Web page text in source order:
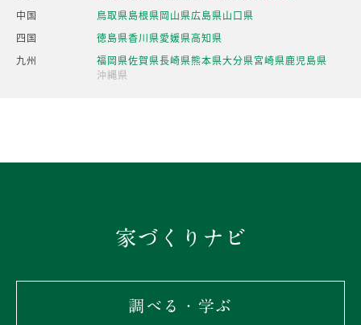
中国
鳥取県島根県岡山県広島県山口県
四国
徳島県香川県愛媛県高知県
九州
福岡県佐賀県長崎県熊本県大分県宮崎県鹿児島県
沖縄県
家づくりナビ
調べる・学ぶ